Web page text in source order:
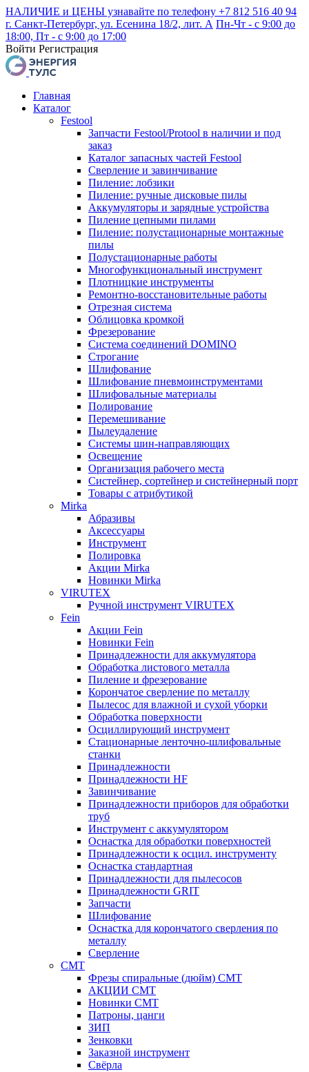
НАЛИЧИЕ и ЦЕНЫ узнавайте по телефону +7 812 516 40 94
г. Санкт-Петербург, ул. Есенина 18/2, лит. А Пн-Чт - с 9:00 до
18:00, Пт - с 9:00 до 17:00
Войти Регистрация
Главная
Каталог
Festool
Запчасти Festool/Protool в наличии и под
заказ
Каталог запасных частей Festool
Сверление и завинчивание
Пиление: лобзики
Пиление: ручные дисковые пилы
Аккумуляторы и зарядные устройства
Пиление цепными пилами
Пиление: полустационарные монтажные
пилы
Полустационарные работы
Многофункциональный инструмент
Плотницкие инструменты
Ремонтно-восстановительные работы
Отрезная система
Облицовка кромкой
Фрезерование
Система соединений DOMINO
Строгание
Шлифование
Шлифование пневмоинструментами
Шлифовальные материалы
Полирование
Перемешивание
Пылеудаление
Системы шин-направляющих
Освещение
Организация рабочего места
Систейнер, сортейнер и систейнерный порт
Товары с атрибутикой
Mirka
Абразивы
Аксессуары
Инструмент
Полировка
Акции Mirka
Новинки Mirka
VIRUTEX
Ручной инструмент VIRUTEX
Fein
Акции Fein
Новинки Fein
Принадлежности для аккумулятора
Обработка листового металла
Пиление и фрезерование
Корончатое сверление по металлу
Пылесос для влажной и сухой уборки
Обработка поверхности
Осциллирующий инструмент
Стационарные ленточно-шлифовальные
станки
Принадлежности
Принадлежности HF
Завинчивание
Принадлежности приборов для обработки
труб
Инструмент с аккумулятором
Оснастка для обработки поверхностей
Принадлежности к осцил. инструменту
Оснастка стандартная
Принадлежности для пылесосов
Принадлежности GRIT
Запчасти
Шлифование
Оснастка для корончатого сверления по
металлу
Сверление
CMT
Фрезы спиральные (дюйм) СМТ
АКЦИИ СМТ
Новинки CMT
Патроны, цанги
ЗИП
Зенковки
Заказной инструмент
Свёрла